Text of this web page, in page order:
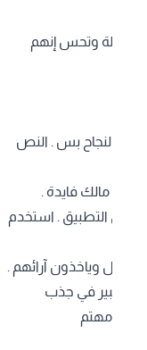
بسهولة وتحس إنهم
نص النجاح بس . النص
، مالك فايدة .
التطبيق . استخدم
أول وياخذون آرائهم .
دور كبير في جذب
إنك مهتم